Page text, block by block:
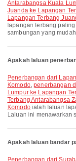
Antarabangsa Kuala
Juanda ke Lapangan
Lapangan Terbang
lapangan terbang
sambungan yang
Apakah laluan
penerbangan dari Lapangan Terbang Ngurah Rai ke Lapangan Terbang
Komodo,penerbangan
Lumpur ke Lapangan
Terbang Antarabangsa
Komodoialah laluan
Laluan ini menawarkan
Apakah laluan bandar
penerbangan dari